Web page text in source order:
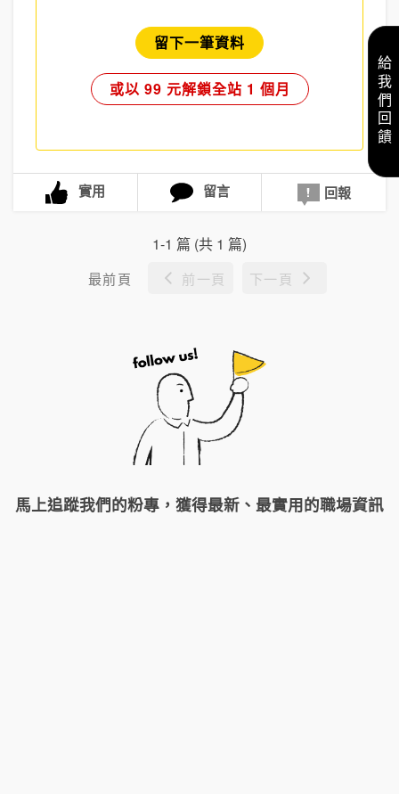
留下一筆資料
或以 99 元解鎖全站 1 個月
實用 留言 回報
1-1 篇 (共 1 篇)
最前頁 前一頁 下一頁
馬上追蹤我們的粉專，獲得最新、最實用的職場資訊
給我們回饋